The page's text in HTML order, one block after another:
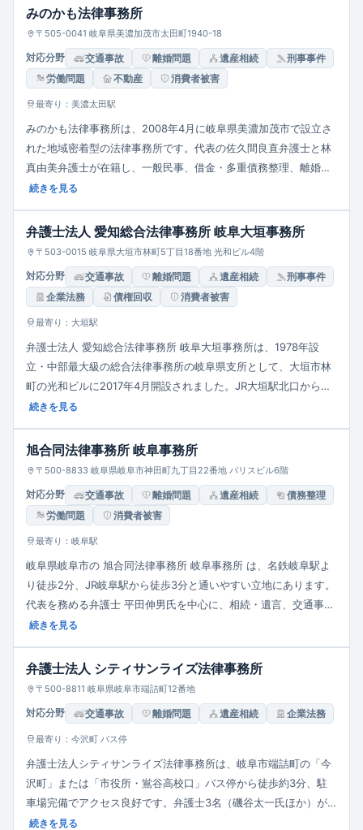
す。また刑事・少年事件や無罪弁護にも積極的に取り組み、迅
速・適切な事件解決を目指します。中小企業や母子家庭・高齢者
など経済的困難を抱える方にも支援の門戸を開いており、全国の
専門家ネットワークを活用して複雑な案件にも対応可能です。 経
済的事情に応じた相談支援制度も整備され、地域との連携を重視
する信頼性の高い法律事務所です。
みのかも法律事務所
〒505-0041 岐阜県美濃加茂市太田町1940-18
対応分野 交通事故 離婚問題 遺産相続
刑事事件
労働問題
不動産 消費者被害
最寄り：美濃太田駅
みのかも法律事務所は、2008年4月に岐阜県美濃加茂市で設立さ
れた地域密着型の法律事務所です。代表の佐久間良直弁護士と林
真由美弁護士が在籍し、一般民事、借金・多重債務整理、離婚・
相続、交通事故、消費者被害、刑事・少年事件など幅広い分野に
無料、駐車場完備でアクセス良好です。
続きを見る
弁護士法人 愛知総合法律事務所 岐阜大垣事務所
〒503-0015 岐阜県大垣市林町5丁目18番地 光和ビル4階
対応分野 交通事故 離婚問題 遺産相続
刑事事件
企業法務
債権回収 消費者被害
最寄り：大垣駅
弁護士法人 愛知総合法律事務所 岐阜大垣事務所は、1978年設
立・中部最大級の総合法律事務所の岐阜県支所として、大垣市林
町の光和ビルに2017年4月開設されました。JR大垣駅北口から徒
歩約2分の好立地でアクセス良好です。弁護士のほか税理士・司
消費者被害・刑事事件など幅広い民事・法人案件に対応可能で
す。初回相談は面談・電話・オンライン共に無料で、法人や個人
のニーズに合わせ柔軟かつ迅速な対応を行います。
続きを見る
旭合同法律事務所 岐阜事務所
〒500-8833 岐阜県岐阜市神田町九丁目22番地 パリスビル6階
対応分野 交通事故 離婚問題 遺産相続
債務整理
労働問題
消費者被害
最寄り：岐阜駅
岐阜県岐阜市の 旭合同法律事務所 岐阜事務所 は、名鉄岐阜駅よ
り徒歩2分、JR岐阜駅から徒歩3分と通いやすい立地にあります。
代表を務める弁護士 平田伸男氏を中心に、相続・遺言、交通事
故、離婚・男女問題、借金・債務整理、企業法務など幅広い分野
ど豊富な実績を有し、初回の電話相談は無料で提供。迅速・的
確・丁寧な対応をモットーとしています。相談室は完全個室で、
プライバシーに配慮した安心の環境。事前予約により夜間・土日
祝の面談も可能で、話しやすい雰囲気づくりにも力を入れていま
す。
続きを見る
弁護士法人 シティサンライズ法律事務所
〒500-8811 岐阜県岐阜市端詰町12番地
対応分野 交通事故 離婚問題 遺産相続 企業法務
最寄り：今沢町 バス停
弁護士法人シティサンライズ法律事務所は、岐阜市端詰町の「今
沢町」または「市役所・鴬谷高校口」バス停から徒歩約3分、駐
車場完備でアクセス良好です。弁護士3名（磯谷太一氏ほか）が
在籍し、離婚・相続・交通事故・労働問題・刑事事件・債権回
続きを見る